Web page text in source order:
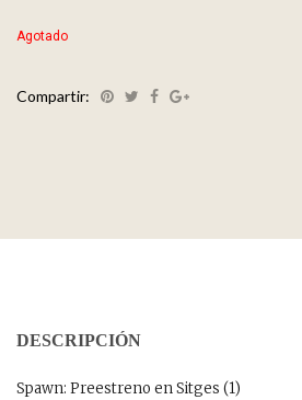
Agotado
Compartir:
DESCRIPCIÓN
Spawn: Preestreno en Sitges (1)